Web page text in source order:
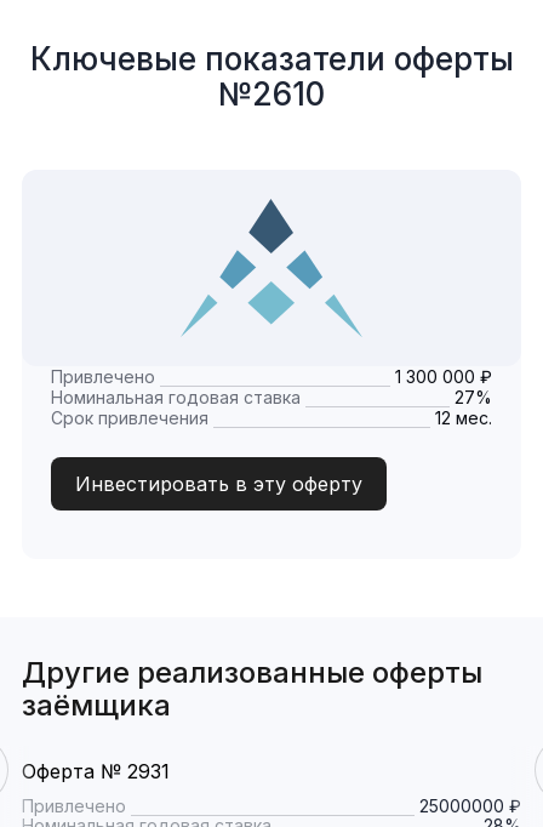
Ключевые показатели оферты
№2610
Привлечено
1 300 000 ₽
Номинальная годовая ставка
27%
Срок привлечения
12 мес.
Инвестировать в эту оферту
Другие реализованные оферты
заёмщика
Оферта № 2931
Привлечено
25000000 ₽